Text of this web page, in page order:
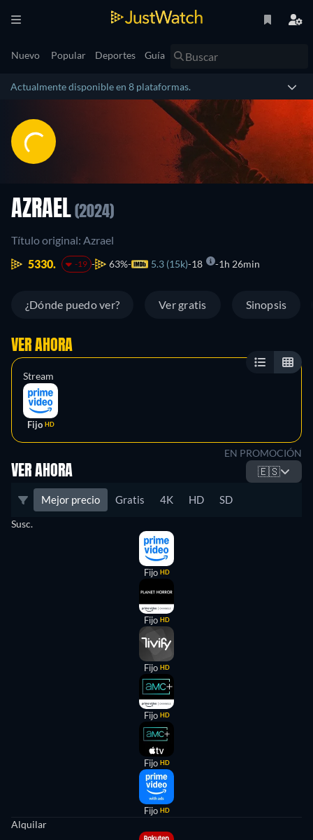
Nuevo Popular Deportes Guía
Actualmente disponible en 8 plataformas.
AZRAEL (2024)
Título original: Azrael
5330.
-19 63% 5.3 (15k) 18 1h 26min
¿Dónde puedo ver? Ver gratis Sinopsis
VER AHORA
Stream
Fijo HD
EN PROMOCIÓN
VER AHORA 🇪🇸
Mejor precio Gratis 4K HD SD
Susc.
Fijo HD
Fijo HD
Fijo HD
Fijo HD
Fijo HD
Fijo HD
Alquilar